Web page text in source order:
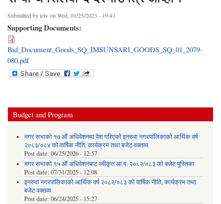
Submitted byictvon Wed, 01/25/2023 - 19:43
Supporting Documents:
Bid_Document_Goods_SQ_IMSUNSARI_GOODS_SQ_01_2079-
080.pdf
Budget and Program
नगर सभाको १७ औं अधिवेशनमा पेश गरिएको इनरुवा नगरपालिकाको आर्थिक वर्ष
२०८३/०८४ को वार्षिक नीति, कार्यक्रम तथा बजेट वक्तव्य
Post date: 06/25/2026 - 12:57
नगर सभाको १५ औं अधिवेशनबाट स्वीकृत आ.व. २०८२/०८३ को बजेट पुस्तिका
Post date: 07/31/2025 - 12:08
इनरुवा नगरपालिकाको आर्थिक वर्ष २०८२/०८३ को वार्षिक नीति, कार्यक्रम तथा
बजेट वक्तव्य
Post date: 06/24/2025 - 15:27